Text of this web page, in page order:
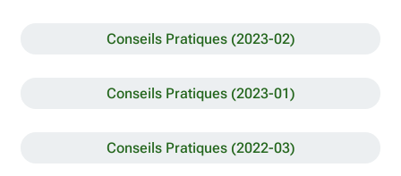
Conseils Pratiques (2023-02)
Conseils Pratiques (2023-01)
Conseils Pratiques (2022-03)